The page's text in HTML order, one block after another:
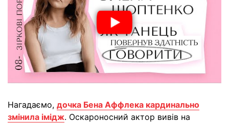
Нагадаємо, дочка Бена Аффлека кардинально
змінила імідж. Оскароносний актор вивів на